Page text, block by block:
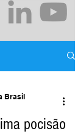
pocisão
Brasil